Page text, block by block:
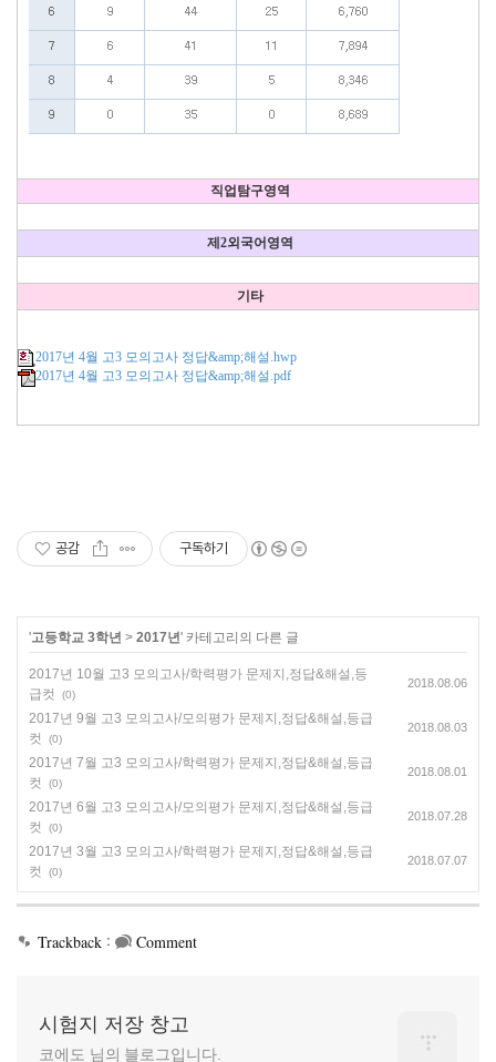
직업탐구영역
제2외국어영역
기타
2017년 4월 고3 모의고사 정답&amp;해설.hwp
2017년 4월 고3 모의고사 정답&amp;해설.pdf
공감 구독하기
'고등학교 3학년 > 2017년' 카테고리의 다른 글
2017년 10월 고3 모의고사/학력평가 문제지,정답&해설,등
급컷
(0)
2018.08.06
2017년 9월 고3 모의고사/모의평가 문제지,정답&해설,등급
컷
(0)
2018.08.03
2017년 7월 고3 모의고사/학력평가 문제지,정답&해설,등급
컷
(0)
2018.08.01
2017년 6월 고3 모의고사/모의평가 문제지,정답&해설,등급
컷
(0)
2018.07.28
2017년 3월 고3 모의고사/학력평가 문제지,정답&해설,등급
컷
(0)
2018.07.07
Trackback : Comment
시험지 저장 창고
코에도 님의 블로그입니다.